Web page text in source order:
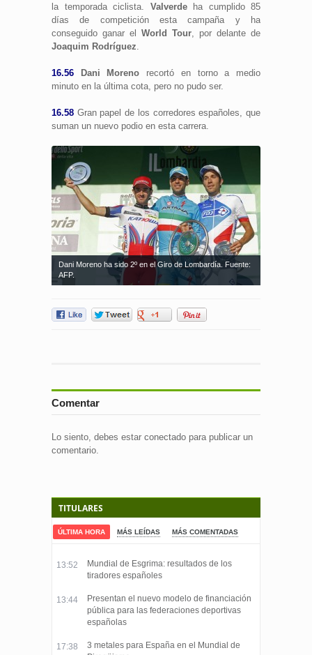
la temporada ciclista. Valverdeha cumplido 85
días de competición esta campaña y ha
conseguido ganar el World Tour, por delante de
Joaquim Rodríguez.
16.56 Dani Moreno recortó en torno a medio
minuto en la última cota, pero no pudo ser.
16.58 Gran papel de los corredores españoles, que
suman un nuevo podio en esta carrera.
Dani Moreno ha sido 2º en el Giro de Lombardía. Fuente:
AFP.
Comentar
Lo siento, debes estar conectado para publicar un
comentario.
TITULARES
ÚLTIMA HORA MÁS LEÍDAS MÁS COMENTADAS
13:52
Mundial de Esgrima: resultados de los
tiradores españoles
13:44
Presentan el nuevo modelo de financiación
pública para las federaciones deportivas
españolas
17:38
3 metales para España en el Mundial de